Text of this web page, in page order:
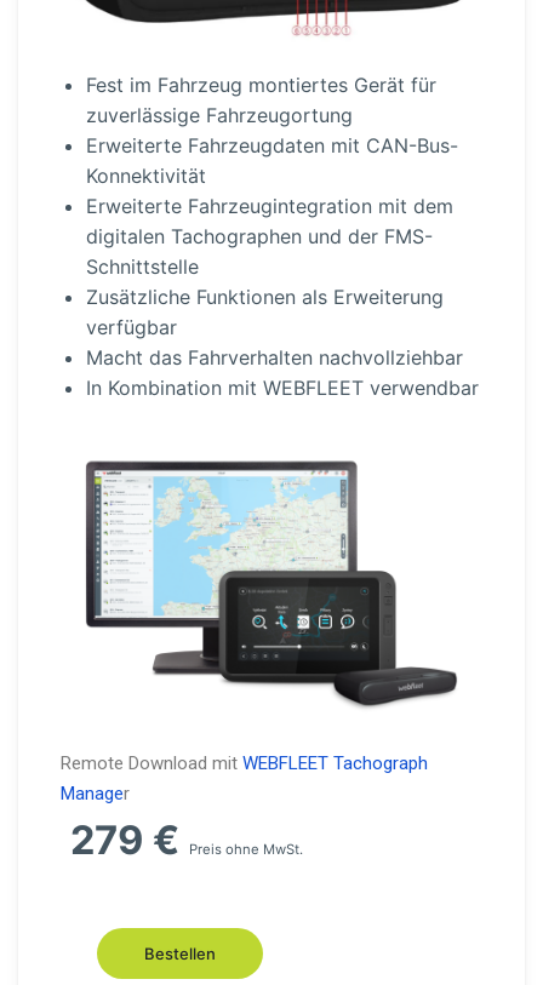
Fest im Fahrzeug montiertes Gerät für
zuver­lässige Fahrzeu­g­ortung
Erweiterte Fahrzeug­daten mit CAN-Bus-
Kon­nek­ti­vität
Erweiterte Fahrzeu­g­in­te­gration mit dem
digitalen Tacho­graphen und der FMS-
Schnitt­stelle
Zusätzliche Funktionen als Erweiterung
verfügbar
Macht das Fahrver­halten nachvoll­ziehbar
In Kombination mit WEBFLEET verwendbar
Remote Download mit WEBFLEET Tachograph
Manager
279 € Preis ohne MwSt.
Bestellen